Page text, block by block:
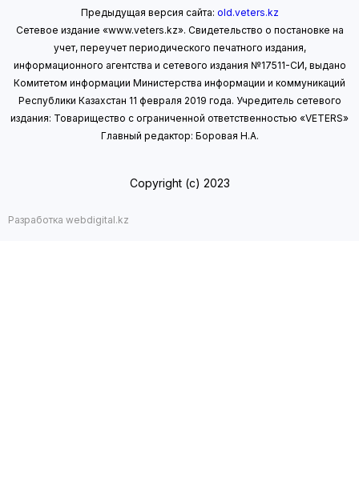
Предыдущая версия сайта: old.veters.kz
Сетевое издание «www.veters.kz». Свидетельство о постановке на
учет, переучет периодического печатного издания,
информационного агентства и сетевого издания №17511-СИ, выдано
Комитетом информации Министерства информации и коммуникаций
Республики Казахстан 11 февраля 2019 года. Учредитель сетевого
издания: Товарищество с ограниченной ответственностью «VETERS»
Главный редактор: Боровая Н.А.
Copyright (с) 2023
Разработка webdigital.kz